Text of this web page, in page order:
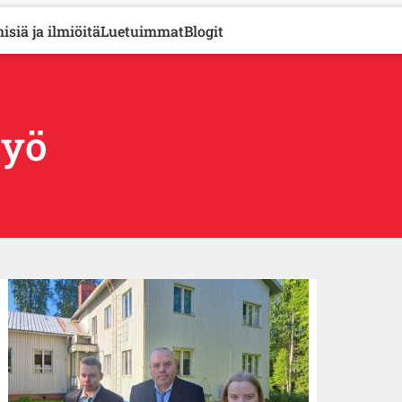
ja ilmiöitäLuetuimmatBlogit